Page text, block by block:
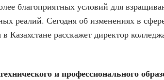
благоприятных условий для
реалий. Сегодня об изменениях в
Казахстане расскажет директор
и профессионального